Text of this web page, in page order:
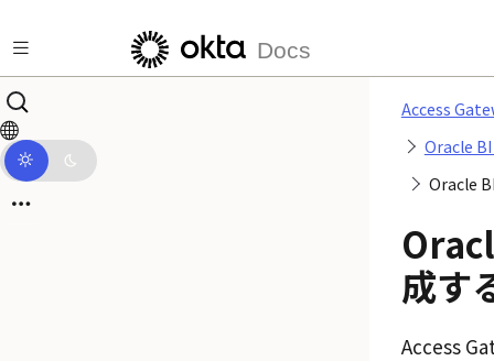
Docs
Access
Oracle
Oracle
成す
Access